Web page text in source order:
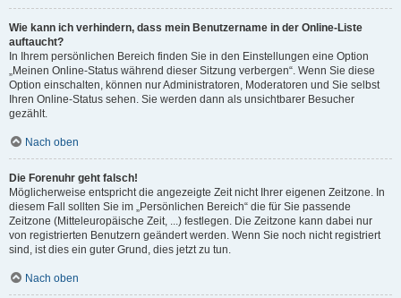
Wie kann ich verhindern, dass mein Benutzername in der Online-Liste
auftaucht?
In Ihrem persönlichen Bereich finden Sie in den Einstellungen eine Option
„Meinen Online-Status während dieser Sitzung verbergen“. Wenn Sie diese
Option einschalten, können nur Administratoren, Moderatoren und Sie selbst
Ihren Online-Status sehen. Sie werden dann als unsichtbarer Besucher
gezählt.
Nach oben
Die Forenuhr geht falsch!
Möglicherweise entspricht die angezeigte Zeit nicht Ihrer eigenen Zeitzone. In
diesem Fall sollten Sie im „Persönlichen Bereich“ die für Sie passende
Zeitzone (Mitteleuropäische Zeit, ...) festlegen. Die Zeitzone kann dabei nur
von registrierten Benutzern geändert werden. Wenn Sie noch nicht registriert
sind, ist dies ein guter Grund, dies jetzt zu tun.
Nach oben